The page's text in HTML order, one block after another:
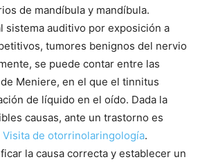
de mandíbula y mandíbula.
sistema auditivo por exposición a
tumores benignos del nervio
se puede contar entre las
Meniere, en el que el tinnitus
de líquido en el oído. Dada la
causas, ante un trastorno es
Visita de otorrinolaringología.
la causa correcta y establecer un